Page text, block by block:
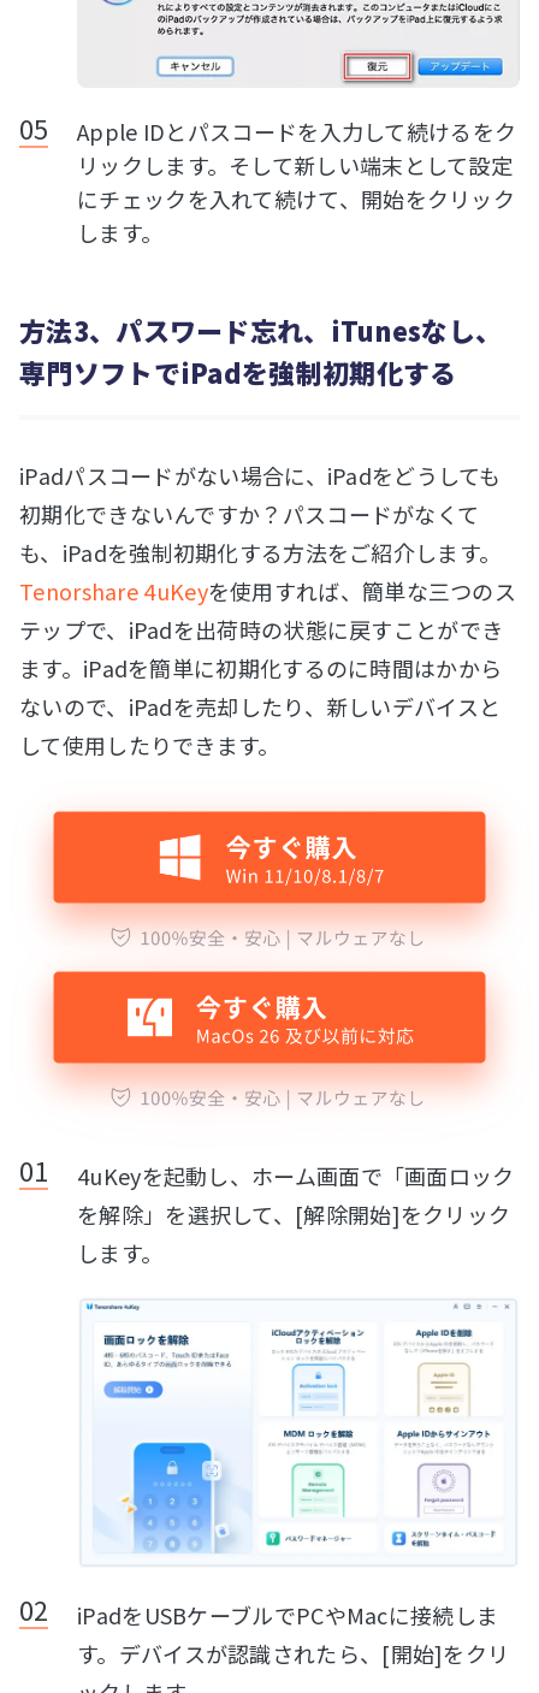
Apple IDとパスコードを入力して続けるをク
リックします。そして新しい端末として設定
にチェックを入れて続けて、開始をクリック
します。
方法3、パスワード忘れ、iTunesなし、
専門ソフトでiPadを強制初期化する
iPadパスコードがない場合に、iPadをどうしても
初期化できないんですか？パスコードがなくて
も、iPadを強制初期化する方法をご紹介します。
Tenorshare 4uKeyを使用すれば、簡単な三つのス
テップで、iPadを出荷時の状態に戻すことができ
ます。iPadを簡単に初期化するのに時間はかから
ないので、iPadを売却したり、新しいデバイスと
して使用したりできます。
4uKeyを起動し、ホーム画面で「画面ロック
を解除」を選択して、[解除開始]をクリック
します。
iPadをUSBケーブルでPCやMacに接続しま
す。デバイスが認識されたら、[開始]をクリ